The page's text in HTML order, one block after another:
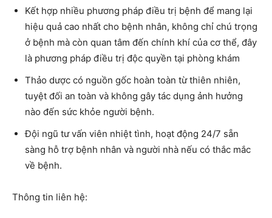
Kết hợp nhiều phương pháp điều trị bệnh để mang lại
hiệu quả cao nhất cho bệnh nhân, không chỉ chú trọng
ở bệnh mà còn quan tâm đến chính khí của cơ thể, đây
là phương pháp điều trị độc quyền tại phòng khám
Thảo dược có nguồn gốc hoàn toàn từ thiên nhiên,
tuyệt đối an toàn và không gây tác dụng ảnh hưởng
nào đến sức khỏe người bệnh.
Đội ngũ tư vấn viên nhiệt tình, hoạt động 24/7 sẵn
sàng hỗ trợ bệnh nhân và người nhà nếu có thắc mắc
về bệnh.
Thông tin liên hệ: